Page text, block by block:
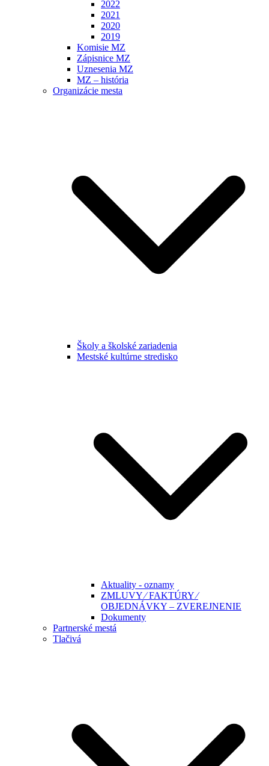
2022
2021
2020
2019
Komisie MZ
Zápisnice MZ
Uznesenia MZ
MZ – história
Organizácie mesta
Školy a školské zariadenia
Mestské kultúrne stredisko
Aktuality - oznamy
ZMLUVY ⁄ FAKTÚRY ⁄
OBJEDNÁVKY – ZVEREJNENIE
Dokumenty
Partnerské mestá
Tlačivá